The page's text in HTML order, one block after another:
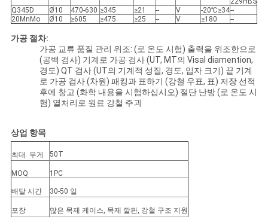
Q345D
Ø10 470-630 ≥345 ≥21 -- V -20℃≥34--
20MnMo
Ø10 ≥605 ≥475 ≥25 -- V ≥180 --
가공 절차:
가공 교류 품질 관리 위조: (로 온도 시험) 출력을 위조한으로
(공백 검사) 기계로 가공 검사 (UT, MT의 Visal diamention,
경도) QT 검사 (UT의 기계적 성질, 경도, 입자 크기) 끝 기계
로 가공 검사 (차원) 패킹과 표하기 (강철 우표, 표) 저장 선적
후에 창고 (화학 내용을 시험하십시오) 절단 난방 (로 온도 시
험) 열처리로 원료 강철 주괴
상업 항목
최대. 무게 50T
MOQ 1PC
배달 시간 30-50 일
포장 많은 목제 케이스, 목제 깔판, 강철 구조 지원